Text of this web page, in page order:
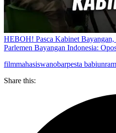
HEBOH! Pasca Kabinet Bayangan,
Parlemen Bayangan Indonesia:
filmmahasiswanobarpesta babiunram
Share this: